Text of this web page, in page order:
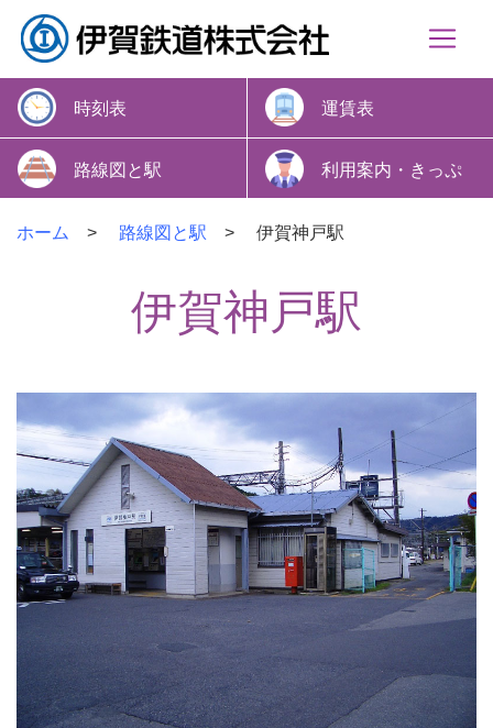
時刻表 運賃表
路線図と駅 利用案内・きっぷ
ホーム 路線図と駅 伊賀神戸駅
伊賀神戸駅